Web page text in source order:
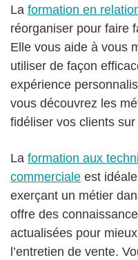
La formation en
réorganiser pour faire
Elle vous aide à vous
utiliser de façon
expérience
vous découvrez les
fidéliser vos clients sur
La formation aux
commerciale est
exerçant un métier
offre des
actualisées pour
l’entretien de vente.